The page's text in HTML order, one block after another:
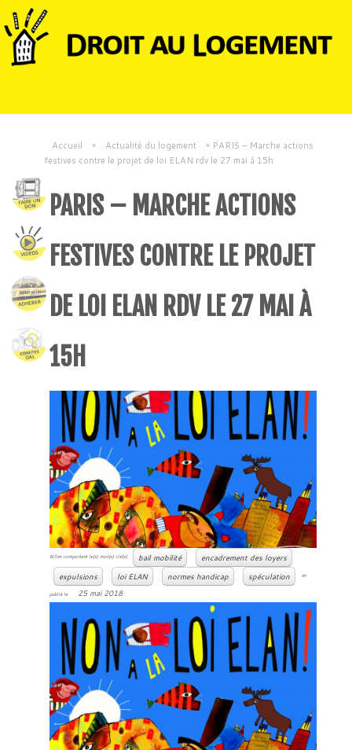
Accueil » Actualité du logement » PARIS – Marche actions
festives contre le projet de loi ELAN rdv le 27 mai à 15h
PARIS – MARCHE ACTIONS
FESTIVES CONTRE LE PROJET
DE LOI ELAN RDV LE 27 MAI À
15H
Billet comportant le(s) mot(s) clé(s) bail mobilité
encadrement des loyers
expulsions
loi ELAN normes handicap spéculation et
publié le 25 mai 2018